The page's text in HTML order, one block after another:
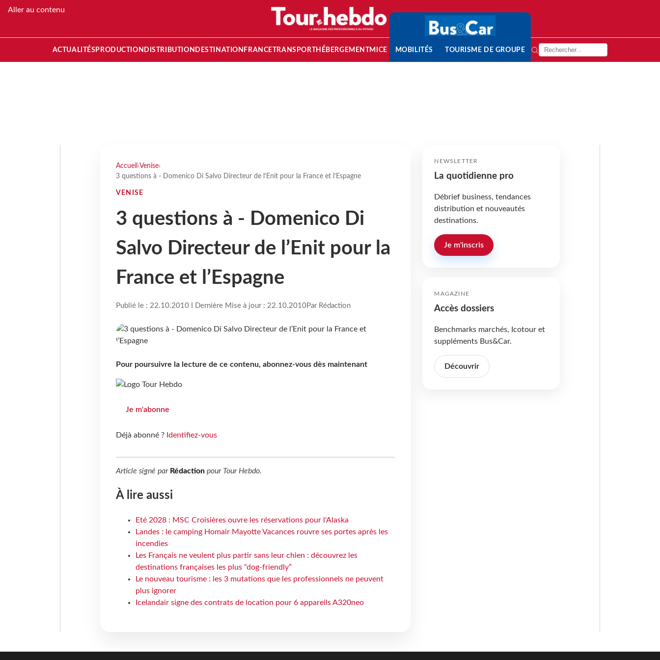
Aller au contenu
ACTUALITÉS PRODUCTION DISTRIBUTION DESTINATION FRANCETRANSPORT HÉBERGEMENTMICE MOBILITÉS TOURISME DE GROUPE
Accueil ›Venise›
3 questions à - Domenico Di Salvo Directeur de l’Enit pour la France et l’Espagne
VENISE
3 questions à - Domenico Di
Salvo Directeur de l’Enit pour la
France et l’Espagne
Publié le : 22.10.2010 I Dernière Mise à jour : 22.10.2010Par Rédaction
Pour poursuivre la lecture de ce contenu, abonnez-vous dès maintenant
Je m'abonne
Déjà abonné ? Identifiez-vous
Article signé par Rédactionpour Tour Hebdo.
À lire aussi
Eté 2028 : MSC Croisières ouvre les réservations pour l'Alaska
Landes : le camping Homair Mayotte Vacances rouvre ses portes après les
incendies
Les Français ne veulent plus partir sans leur chien : découvrez les
destinations françaises les plus “dog-friendly”
Le nouveau tourisme : les 3 mutations que les professionnels ne peuvent
plus ignorer
Icelandair signe des contrats de location pour 6 appareils A320neo
NEWSLETTER
La quotidienne pro
Débrief business, tendances
distribution et nouveautés
destinations.
Je m'inscris
MAGAZINE
Accès dossiers
Benchmarks marchés, Icotour et
suppléments Bus&Car.
Découvrir